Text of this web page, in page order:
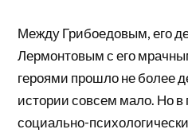
Между Грибоедовым, его
Лермонтовым с его
героями прошло не более
истории совсем мало. Но
социально-